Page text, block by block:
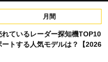
月間
れているレーダー探知機TOP10
ートする人気モデルは？【2026